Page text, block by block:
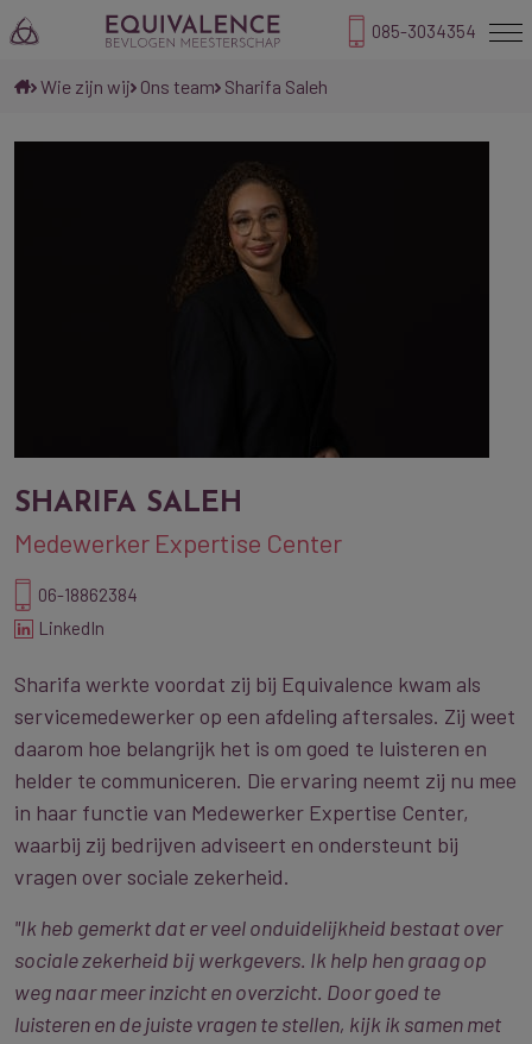
085-3034354
Wie zijn wij Ons team Sharifa Saleh
SHARIFA SALEH
Medewerker Expertise Center
06-18862384
LinkedIn
Sharifa werkte voordat zij bij Equivalence kwam als
servicemedewerker op een afdeling aftersales. Zij weet
daarom hoe belangrijk het is om goed te luisteren en
helder te communiceren. Die ervaring neemt zij nu mee
in haar functie van Medewerker Expertise Center,
waarbij zij bedrijven adviseert en ondersteunt bij
vragen over sociale zekerheid.
"Ik heb gemerkt dat er veel onduidelijkheid bestaat over
sociale zekerheid bij werkgevers. Ik help hengraag op
weg naar meer inzicht en overzicht. Door goed te
luisterenen de juiste vragen te stellen, kijk ik samen met